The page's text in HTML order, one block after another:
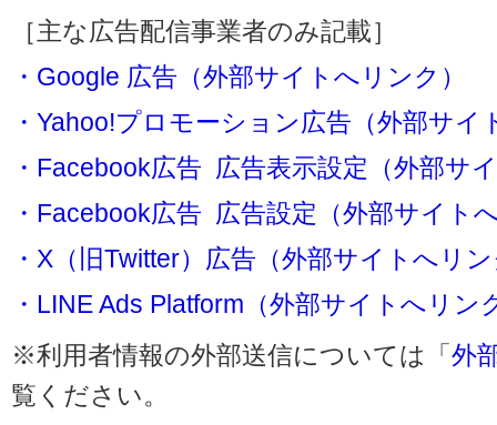
［主な広告配信事業者のみ記載］
・Google 広告（外部サイトへリンク）
・Yahoo!プロモーション広告（外部サイ
・Facebook広告 広告表示設定（外部サ
・Facebook広告 広告設定（外部サイト
・X（旧Twitter）広告（外部サイトへリ
・LINE Ads Platform（外部サイトへリン
※利用者情報の外部送信については「外
覧ください。